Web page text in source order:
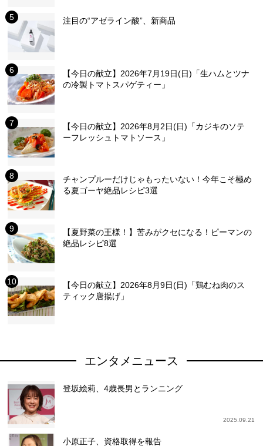
注目の“アゼライン酸”、新商品
【今日の献立】2026年7月19日(日)「生ハムとツナ
の冷製トマトスパゲティー」
【今日の献立】2026年8月2日(日)「カジキのソテ
ーフレッシュトマトソース」
チャンプルーだけじゃもったいない！今年こそ極め
る夏ゴーヤ絶品レシピ3選
【夏野菜の王様！】苦みがクセになる！ピーマンの
絶品レシピ8選
【今日の献立】2026年8月9日(日)「鶏むね肉のス
ティック唐揚げ」
エンタメニュース
登坂絵莉、4歳長男とランニング
2025.09.21
小原正子、資格取得を報告